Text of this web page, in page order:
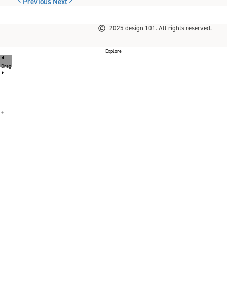
2025 design 101. All rights reserved.
Explore
Drag